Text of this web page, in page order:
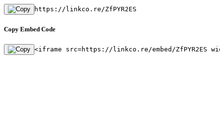
https://linkco.re/ZfPYR2ES
Copy Embed Code
<iframe src=https://linkco.re/embed/ZfPYR2ES